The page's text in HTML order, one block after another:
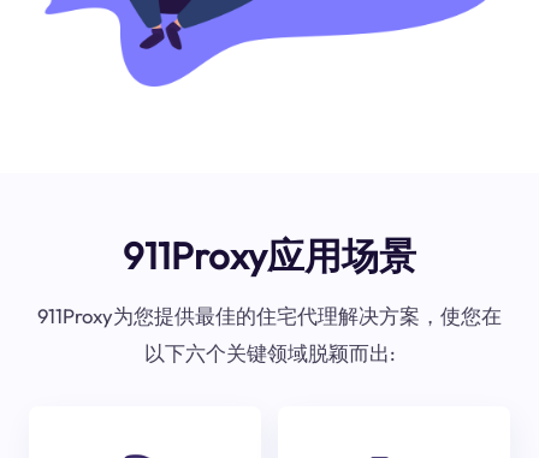
911Proxy应用场景
911Proxy为您提供最佳的住宅代理解决方案，使您在
以下六个关键领域脱颖而出: